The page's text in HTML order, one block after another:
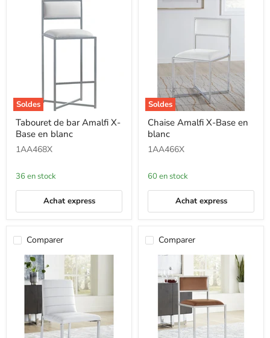
Soldes
Tabouret
de
bar
Amalfi
X-
en
blanc
Tabouret de bar Amalfi X-
Base en blanc
1AA468X
36 en stock
Achat express
Soldes
Chaise
Amalfi
X-
Base
en
Chaise Amalfi X-Base en
blanc
1AA466X
60 en stock
Achat express
Comparer Comparer